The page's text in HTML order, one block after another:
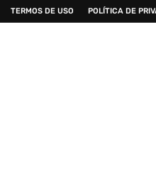
TERMOS DE USO POLÍTICA DE